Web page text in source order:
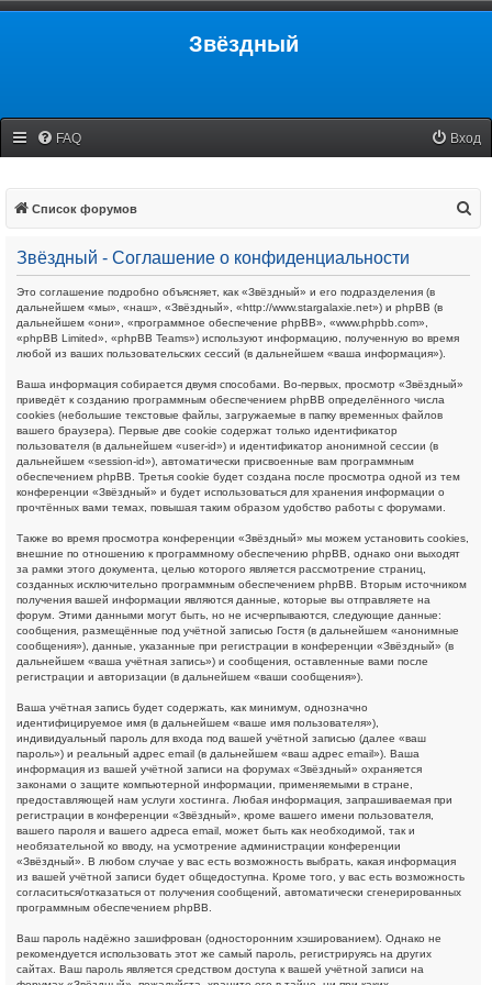
Звёздный
FAQ Вход
Список форумов
Звёздный - Соглашение о конфиденциальности
Это соглашение подробно объясняет, как «Звёздный» и его подразделения (в
дальнейшем «мы», «наш», «Звёздный», «http://www.stargalaxie.net») и phpBB (в
дальнейшем «они», «программное обеспечение phpBB», «www.phpbb.com»,
«phpBB Limited», «phpBB Teams») используют информацию, полученную во время
любой из ваших пользовательских сессий (в дальнейшем «ваша информация»).
Ваша информация собирается двумя способами. Во-первых, просмотр «Звёздный»
приведёт к созданию программным обеспечением phpBB определённого числа
cookies (небольшие текстовые файлы, загружаемые в папку временных файлов
вашего браузера). Первые две cookie содержат только идентификатор
пользователя (в дальнейшем «user-id») и идентификатор анонимной сессии (в
дальнейшем «session-id»), автоматически присвоенные вам программным
обеспечением phpBB. Третья cookie будет создана после просмотра одной из тем
конференции «Звёздный» и будет использоваться для хранения информации о
прочтённых вами темах, повышая таким образом удобство работы с форумами.
Также во время просмотра конференции «Звёздный» мы можем установить cookies,
внешние по отношению к программному обеспечению phpBB, однако они выходят
за рамки этого документа, целью которого является рассмотрение страниц,
созданных исключительно программным обеспечением phpBB. Вторым источником
получения вашей информации являются данные, которые вы отправляете на
форум. Этими данными могут быть, но не исчерпываются, следующие данные:
сообщения, размещённые под учётной записью Гостя (в дальнейшем «анонимные
сообщения»), данные, указанные при регистрации в конференции «Звёздный» (в
дальнейшем «ваша учётная запись») и сообщения, оставленные вами после
регистрации и авторизации (в дальнейшем «ваши сообщения»).
Ваша учётная запись будет содержать, как минимум, однозначно
идентифицируемое имя (в дальнейшем «ваше имя пользователя»),
индивидуальный пароль для входа под вашей учётной записью (далее «ваш
пароль») и реальный адрес email (в дальнейшем «ваш адрес email»). Ваша
информация из вашей учётной записи на форумах «Звёздный» охраняется
законами о защите компьютерной информации, применяемыми в стране,
предоставляющей нам услуги хостинга. Любая информация, запрашиваемая при
регистрации в конференции «Звёздный», кроме вашего имени пользователя,
вашего пароля и вашего адреса email, может быть как необходимой, так и
необязательной ко вводу, на усмотрение администрации конференции
«Звёздный». В любом случае у вас есть возможность выбрать, какая информация
из вашей учётной записи будет общедоступна. Кроме того, у вас есть возможность
согласиться/отказаться от получения сообщений, автоматически сгенерированных
программным обеспечением phpBB.
Ваш пароль надёжно зашифрован (односторонним хэшированием). Однако не
рекомендуется использовать этот же самый пароль, регистрируясь на других
сайтах. Ваш пароль является средством доступа к вашей учётной записи на